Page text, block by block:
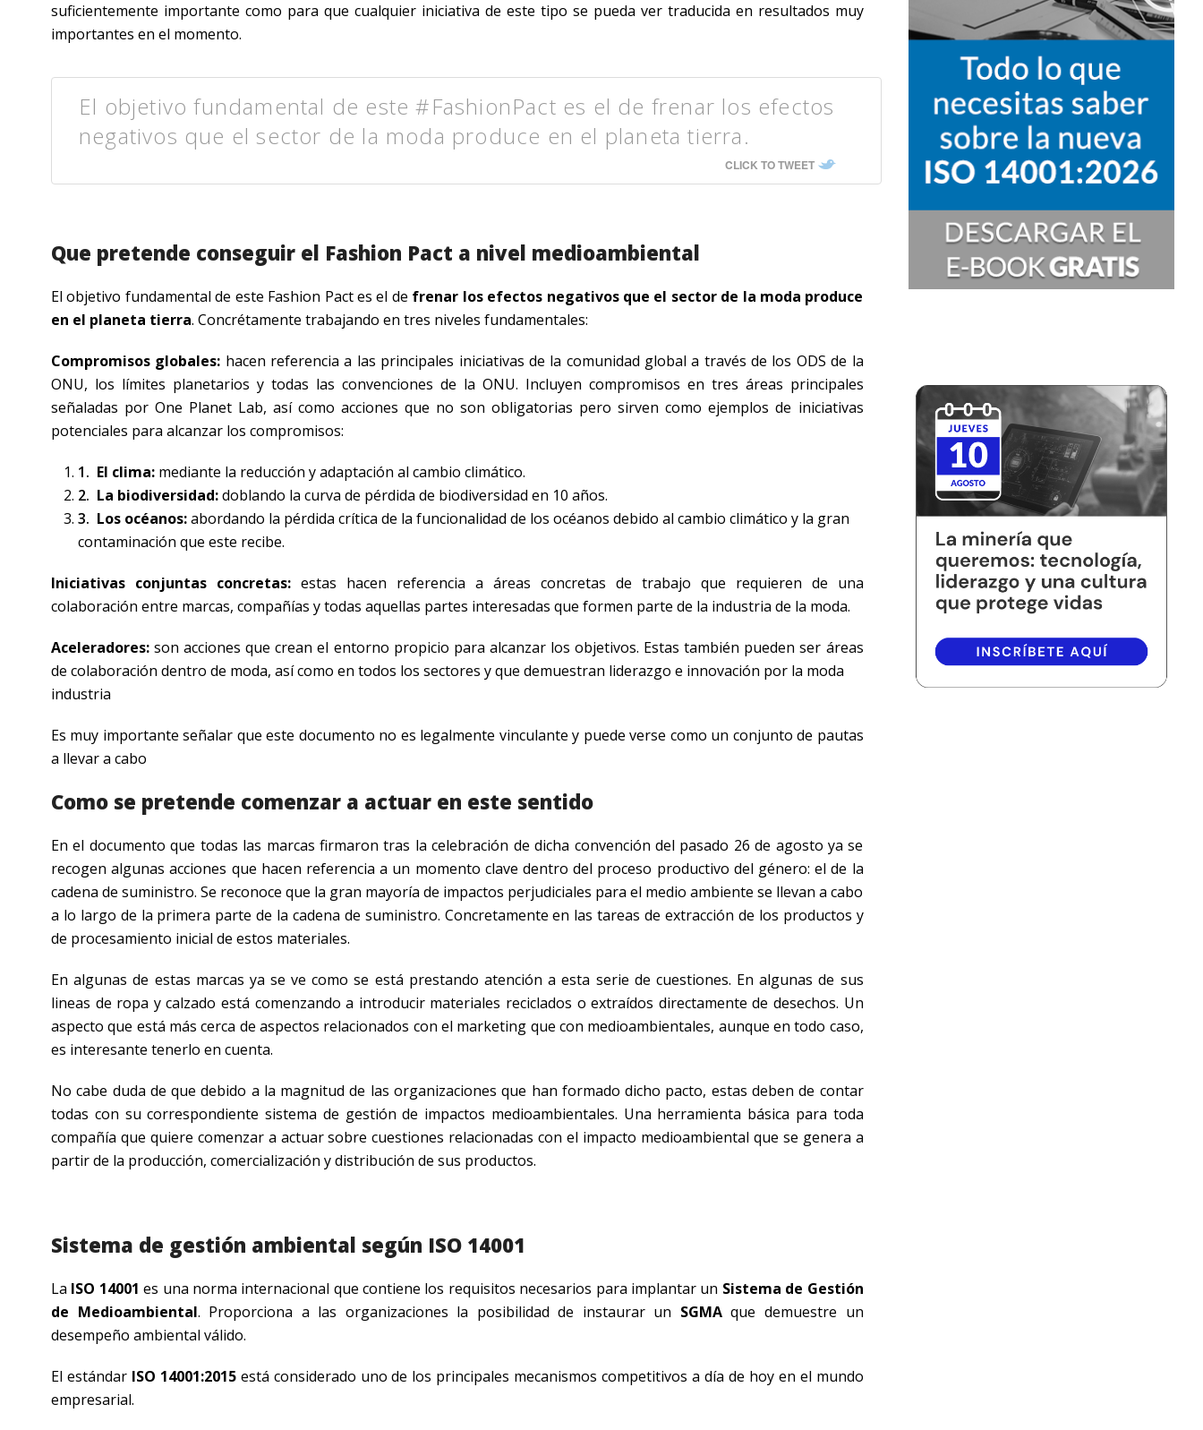
suficientemente importante como para que cualquier iniciativa de este tipo se pueda ver traducida en resultados muy
importantes en el momento.
El objetivo fundamental de este #FashionPact es el de frenar los efectos
negativos que el sector de la moda produce en el planeta tierra.
CLICK TO TWEET
Que pretende conseguir el Fashion Pact a nivel medioambiental
El objetivo fundamental de este Fashion Pact es el de frenar los efectos negativos que el sector de la moda produce
en el planeta tierra. Concrétamente trabajando en tres niveles fundamentales:
Compromisos globales: hacen referencia a las principales iniciativas de la comunidad global a través de los ODS de la
ONU, los límites planetarios y todas las convenciones de la ONU. Incluyen compromisos en tres áreas principales
señaladas por One Planet Lab, así como acciones que no son obligatorias pero sirven como ejemplos de iniciativas
potenciales para alcanzar los compromisos:
El clima: mediante la reducción y adaptación al cambio climático.
La biodiversidad:doblando la curva de pérdida de biodiversidad en 10 años.
Los océanos:abordando la pérdida crítica de la funcionalidad de los océanos debido al cambio climático y la gran
contaminación que este recibe.
Iniciativas conjuntas concretas:estas hacen referencia a áreas concretas de trabajo que requieren de una
colaboración entre marcas, compañías y todas aquellas partes interesadas que formen parte de la industria de la moda.
Aceleradores: son acciones que crean el entorno propicio para alcanzar los objetivos. Estas también pueden ser áreas
de colaboración dentro de moda, así como en todos los sectores y que demuestran liderazgo e innovación por la moda
industria
Es muy importante señalar que este documento no es legalmente vinculante y puede verse como un conjunto de pautas
a llevar a cabo
Como se pretende comenzar a actuar en este sentido
En el documento que todas las marcas firmaron tras la celebración de dicha convención del pasado 26 de agosto ya se
recogen algunas acciones que hacen referencia a un momento clave dentro del proceso productivo del género: el de la
cadena de suministro. Se reconoce que la gran mayoría de impactos perjudiciales para el medio ambiente se llevan a cabo
a lo largo de la primera parte de la cadena de suministro. Concretamente en las tareas de extracción de los productos y
de procesamiento inicial de estos materiales.
En algunas de estas marcas ya se ve como se está prestando atención a esta serie de cuestiones. En algunas de sus
lineas de ropa y calzado está comenzando a introducir materiales reciclados o extraídos directamente de desechos. Un
aspecto que está más cerca de aspectos relacionados con el marketing que con medioambientales, aunque en todo caso,
es interesante tenerlo en cuenta.
No cabe duda de que debido a la magnitud de las organizaciones que han formado dicho pacto, estas deben de contar
todas con su correspondiente sistema de gestión de impactos medioambientales. Una herramienta básica para toda
compañía que quiere comenzar a actuar sobre cuestiones relacionadas con el impacto medioambiental que se genera a
partir de la producción, comercialización y distribución de sus productos.
Sistema de gestión ambiental según ISO 14001
La ISO 14001 es una norma internacional que contiene los requisitos necesarios para implantar un Sistema de Gestión
de Medioambiental. Proporciona a las organizaciones la posibilidad de instaurar un SGMAque demuestre un
desempeño ambiental válido.
El estándar ISO 14001:2015está considerado uno de los principales mecanismos competitivos a día de hoy en el mundo
empresarial.